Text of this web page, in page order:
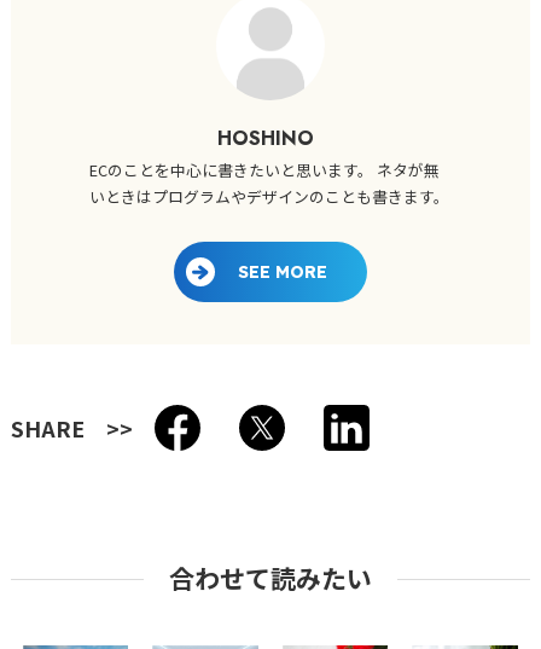
HOSHINO
ECのことを中心に書きたいと思います。 ネタが無
いときはプログラムやデザインのことも書きます。
SEE MORE
SHARE
合わせて読みたい